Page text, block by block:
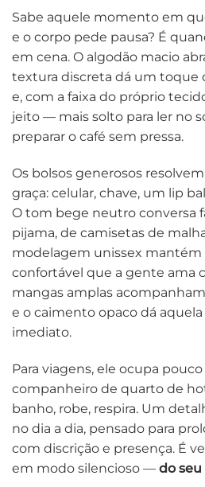
Sabe aquele momento em
e o corpo pede pausa? É
em cena. O algodão macio
textura discreta dá um toque
e, com a faixa do próprio
jeito — mais solto para ler no
preparar o café sem pressa.
Os bolsos generosos
graça: celular, chave, um lip
O tom bege neutro conversa
pijama, de camisetas de
modelagem unissex mantém
confortável que a gente ama
mangas amplas
e o caimento opaco dá
imediato.
Para viagens, ele ocupa
companheiro de quarto de
banho, robe, respira. Um
no dia a dia, pensado para
com discrição e presença. É
em modo silencioso — do